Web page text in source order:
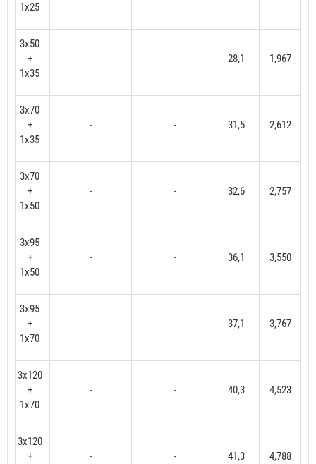
1x25
3x50
+
1x35
- - 28,1 1,967
3x70
+
1x35
- - 31,5 2,612
3x70
+
1x50
- - 32,6 2,757
3x95
+
1x50
- - 36,1 3,550
3x95
+
1x70
- - 37,1 3,767
3x120
+
1x70
- - 40,3 4,523
3x120
+
- - 41,3 4,788